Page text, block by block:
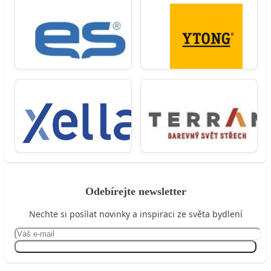
Odebírejte newsletter
Nechte si posílat novinky a inspiraci ze světa bydlení